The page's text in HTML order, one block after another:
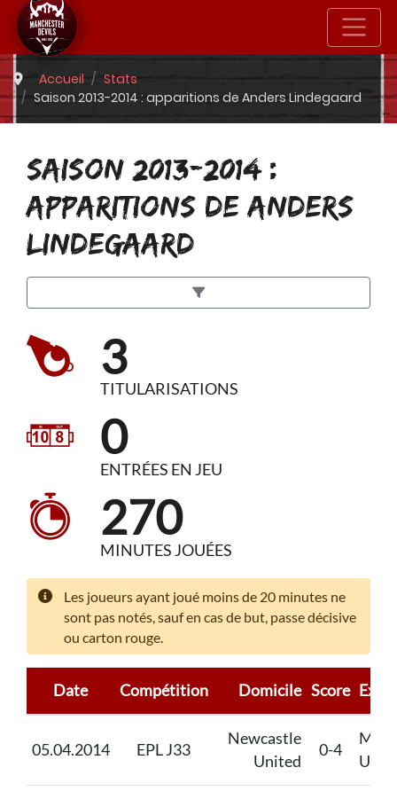
Accueil
Stats
Saison 2013-2014 : apparitions de Anders Lindegaard
SAISON 2013-2014 :
APPARITIONS DE ANDERS
LINDEGAARD
3
TITULARISATIONS
0
ENTRÉES EN JEU
270
MINUTES JOUÉES
Les joueurs ayant joué moins de 20 minutes ne
sont pas notés, sauf en cas de but, passe décisive
ou carton rouge.
Date Compétition Domicile Score
05.04.2014 EPL J33
Newcastle
United
0-4